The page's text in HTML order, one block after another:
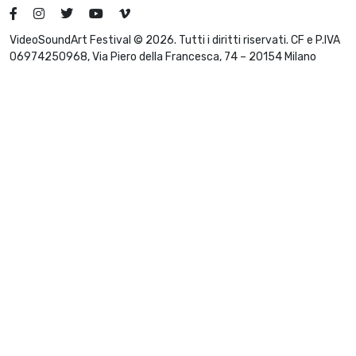
VideoSoundArt Festival © 2026. Tutti i diritti riservati. CF e P.IVA
06974250968, Via Piero della Francesca, 74 – 20154 Milano